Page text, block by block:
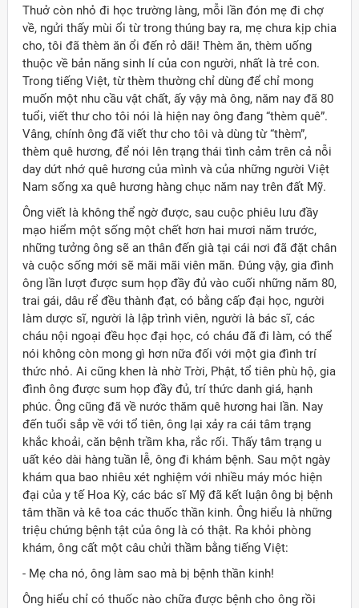
Thuở còn nhỏ đi học trường làng, mỗi lần đón mẹ đi chợ
về, ngửi thấy mùi ổi từ trong thúng bay ra, mẹ chưa kịp chia
cho, tôi đã thèm ăn ổi đến rỏ dãi! Thèm ăn, thèm uống
thuộc về bản năng sinh lí của con người, nhất là trẻ con.
Trong tiếng Việt, từ thèm thường chỉ dùng để chỉ mong
muốn một nhu cầu vật chất, ấy vậy mà ông, năm nay đã 80
tuổi, viết thư cho tôi nói là hiện nay ông đang “thèm quê”.
Vâng, chính ông đã viết thư cho tôi và dùng từ “thèm”,
thèm quê hương, để nói lên trạng thái tình cảm trên cả nỗi
day dứt nhớ quê hương của mình và của những người Việt
Nam sống xa quê hương hàng chục năm nay trên đất Mỹ.
Ông viết là không thể ngờ được, sau cuộc phiêu lưu đầy
mạo hiểm một sống một chết hơn hai mươi năm trước,
những tưởng ông sẽ an thân đến già tại cái nơi đã đặt chân
và cuộc sống mới sẽ mãi mãi viên mãn. Đúng vậy, gia đình
ông lần lượt được sum họp đầy đủ vào cuối những năm 80,
trai gái, dâu rể đều thành đạt, có bằng cấp đại học, người
làm dược sĩ, người là lập trình viên, người là bác sĩ, các
cháu nội ngoại đều học đại học, có cháu đã đi làm, có thể
nói không còn mong gì hơn nữa đối với một gia đình trí
thức nhỏ. Ai cũng khen là nhờ Trời, Phật, tổ tiên phù hộ, gia
đình ông được sum họp đầy đủ, trí thức danh giá, hạnh
phúc. Ông cũng đã về nước thăm quê hương hai lần. Nay
đến tuổi sắp về với tổ tiên, ông lại xảy ra cái tâm trạng
khắc khoải, căn bệnh trầm kha, rắc rối. Thấy tâm trạng u
uất kéo dài hàng tuần lễ, ông đi khám bệnh. Sau một ngày
khám qua bao nhiêu xét nghiệm với nhiều máy móc hiện
đại của y tế Hoa Kỳ, các bác sĩ Mỹ đã kết luận ông bị bệnh
tâm thần và kê toa các thuốc thần kinh. Ông hiểu là những
triệu chứng bệnh tật của ông là có thật. Ra khỏi phòng
khám, ông cất một câu chửi thầm bằng tiếng Việt:
- Mẹ cha nó, ông làm sao mà bị bệnh thần kinh!
Ông hiểu chỉ có thuốc nào chữa được bệnh cho ông rồi